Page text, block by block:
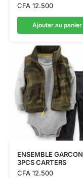
CFA12.500
Ajouter au panier
ENSEMBLE GARCON
3PCS CARTERS
CFA12.500